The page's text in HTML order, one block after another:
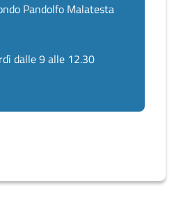
Pandolfo Malatesta
dalle 9 alle 12.30